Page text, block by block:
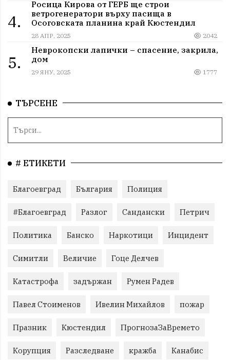
4.
Росица Кирова от ГЕРБ ще строи
ветрогенератори върху пасища в
Осоговската планина край Кюстендил
28 АПР, 2025 2042
5.
Неврокопски лапички – спасение, закрила,
дом
29 ЯНУ, 2025 1777
ТЪРСЕНЕ
# ЕТИКЕТИ
Благоевград България Полиция
#Благоевград Разлог Сандански Петрич
Политика Банско Наркотици Инцидент
Симитли Величие Гоце Делчев
Катастрофа задържан Румен Радев
Павел Стоименов Ивелин Михайлов пожар
Празник Кюстендил ПрогнозаЗаВремето
Корупция Разследване кражба Канабис